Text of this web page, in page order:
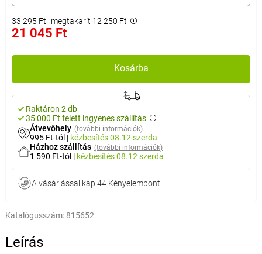
33 295 Ft megtakarít 12 250 Ft
21 045 Ft
Kosárba
Raktáron 2 db
35 000 Ft felett ingyenes szállítás
Átvevőhely (további információk)
995 Ft-tól | kézbesítés08.12 szerda
Házhoz szállítás (további információk)
1 590 Ft-tól | kézbesítés08.12 szerda
A vásárlással kap 44 Kényelempont
Katalógusszám: 815652
Leírás